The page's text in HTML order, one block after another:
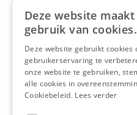
Deze website maakt
gebruik van cookies.
Deze website gebruikt cookies
gebruikerservaring te
onze website te gebruiken,
alle cookies in
Cookiebeleid. Lees verder